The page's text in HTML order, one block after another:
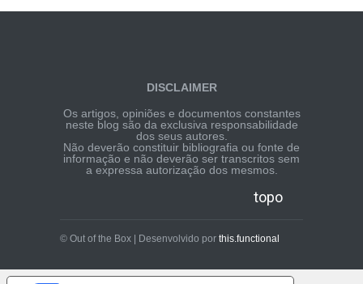
DISCLAIMER
Os artigos, opiniões e documentos constantes
neste blog são da exclusiva responsabilidade
dos seus autores.
Não deverão constituir bibliografia ou fonte de
informação e não deverão ser transcritos sem
a expressa autorização dos mesmos.
topo
© Out of the Box | Desenvolvido por this.functional